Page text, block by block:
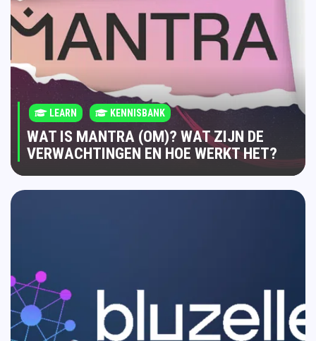
LEARN KENNISBANK
WAT IS MANTRA (OM)? WAT ZIJN DE
VERWACHTINGEN EN HOE WERKT HET?